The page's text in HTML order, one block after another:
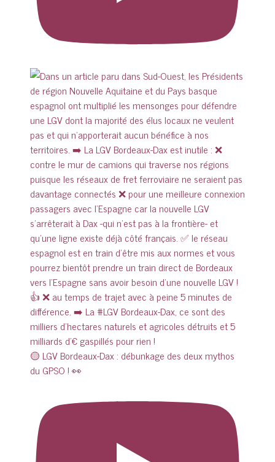
🟡 LGV Bordeaux-Dax : débunkage des deux mythos
du GPSO ! 👀